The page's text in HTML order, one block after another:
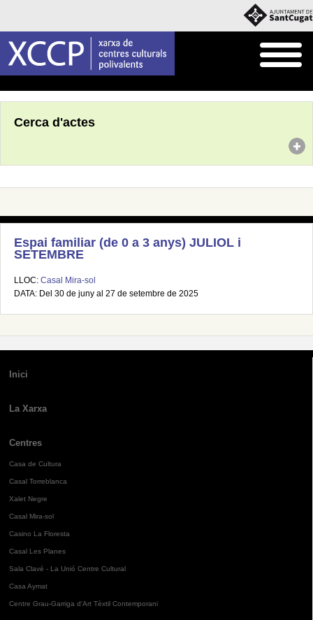
Cerca d'actes
Espai familiar (de 0 a 3 anys) JULIOL i
SETEMBRE
LLOC: Casal Mira-sol
DATA: Del 30 de juny al 27 de setembre de 2025
Inici
La Xarxa
Centres
Casa de Cultura
Casal Torreblanca
Xalet Negre
Casal Mira-sol
Casino La Floresta
Casal Les Planes
Sala Clavé - La Unió Centre Cultural
Casa Aymat
Centre Grau-Garriga d'Art Tèxtil Contemporani